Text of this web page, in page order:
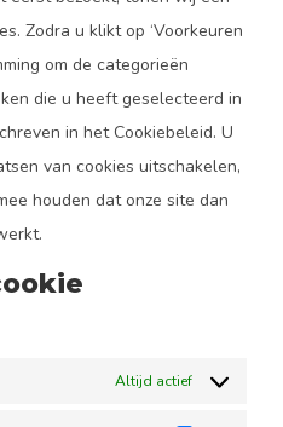
diversen
Zodra u klikt op ‘Voorkeuren
om de categorieën
die u heeft geselecteerd in
in het Cookiebeleid. U
van cookies uitschakelen,
houden dat onze site dan
Altijd actief